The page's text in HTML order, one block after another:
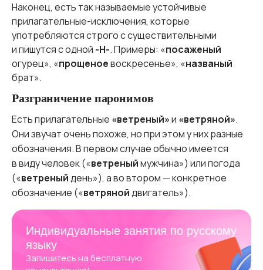
Наконец, есть так называемые устойчивые
прилагательные-исключения, которые
употребляются строго с существительными
и пишутся с одной -Н-. Примеры: «посаженый
огурец», «прощеноевоскресенье», «названый
брат».
Разграничение паронимов
Есть прилагательные «ветреный»и «ветряной».
Они звучат очень похоже, но при этом у них разные
обозначения. В первом случае обычно имеется
в виду человек («ветреныймужчина») или погода
(«ветреныйдень»), а во втором — конкретное
обозначение («ветрянойдвигатель»).
Индивидуальные занятия по русскому
языку
Запишитесь на бесплатную